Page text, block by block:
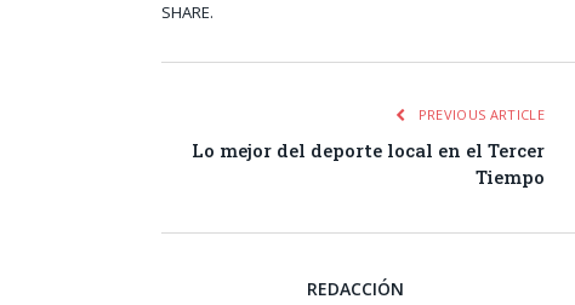
SHARE.
PREVIOUS ARTICLE
Lo mejor del deporte local en el Tercer
Tiempo
REDACCIÓN